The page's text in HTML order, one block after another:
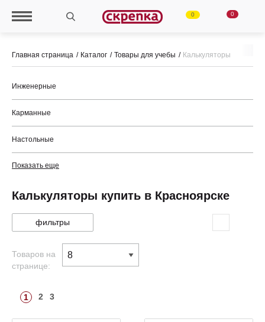
0 0
Главная страница Каталог Товары для учебы Калькуляторы
Калькуляторы купить в Красноярске
Инженерные
Карманные
Настольные
Показать еще
фильтры
Товаров на
странице:
1 2 3